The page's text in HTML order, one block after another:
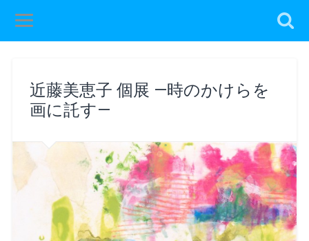
近藤美恵子 個展 —時のかけらを
画に託す—